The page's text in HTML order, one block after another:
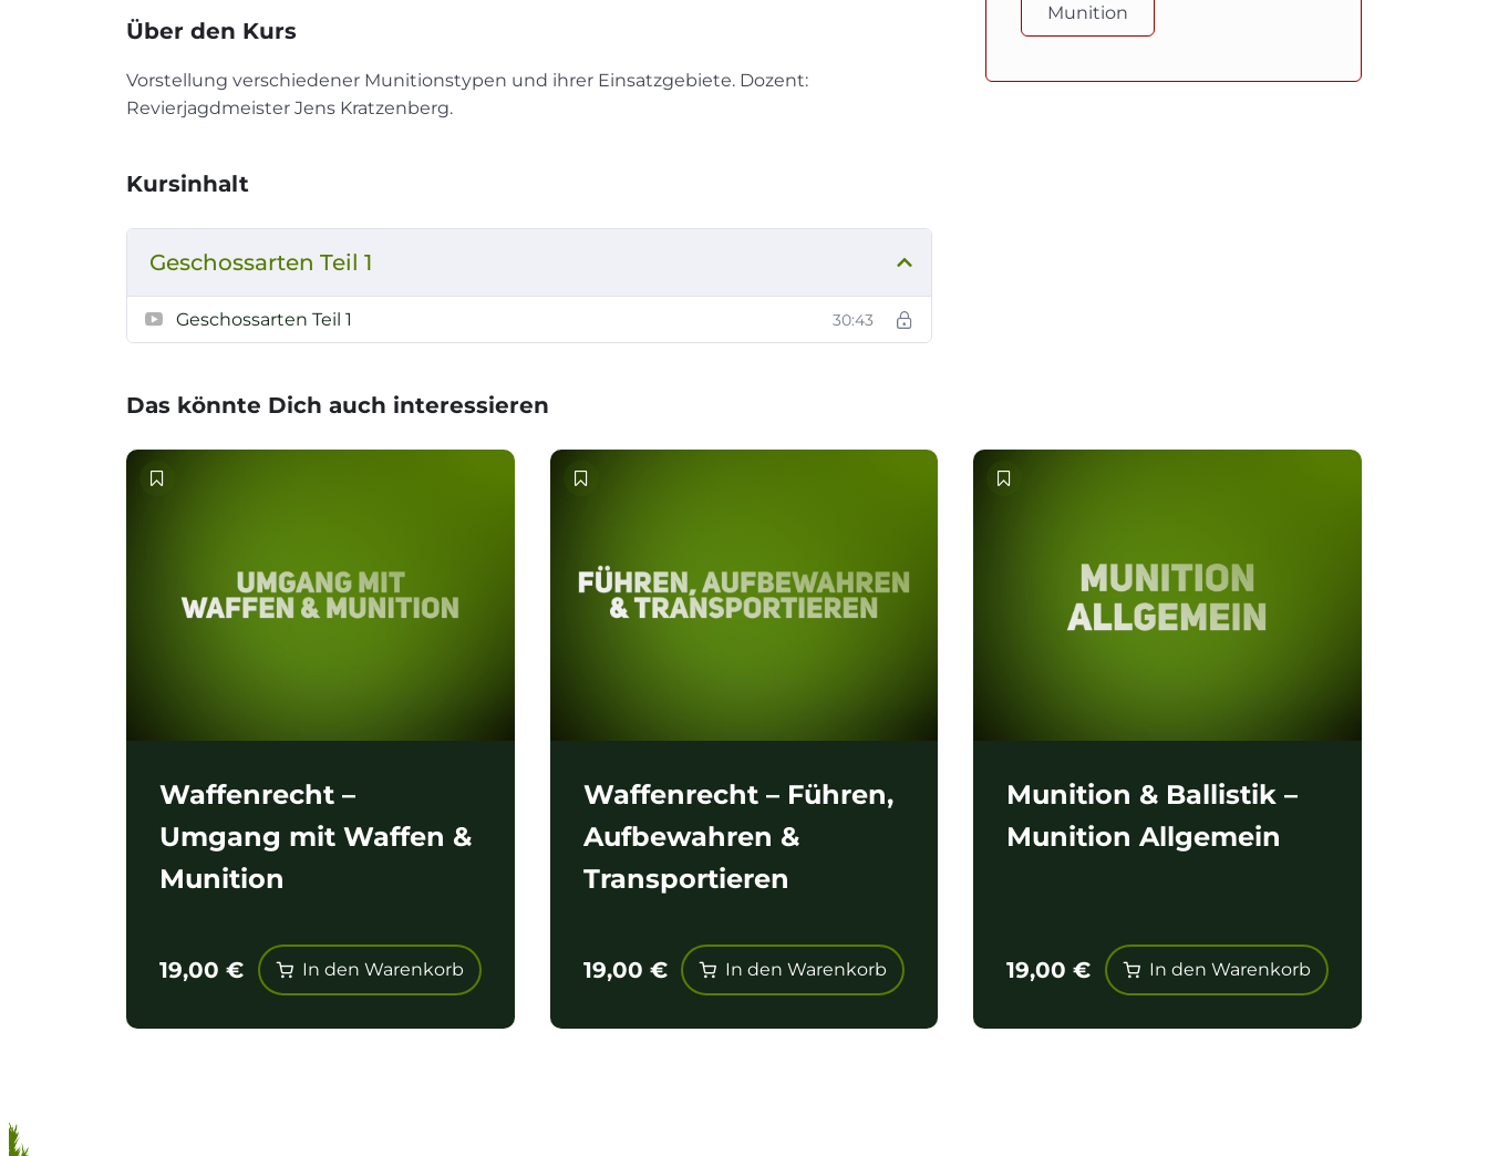
Über den Kurs
Vorstellung verschiedener Munitionstypen und ihrer Einsatzgebiete. Dozent:
Revierjagdmeister Jens Kratzenberg.
Kursinhalt
Geschossarten Teil 1
Geschossarten Teil 1 30:43
Munition
Das könnte Dich auch interessieren
Waffenrecht –
Umgang mit Waffen &
Munition
19,00 € In den Warenkorb
Waffenrecht – Führen,
Aufbewahren &
Transportieren
19,00 € In den Warenkorb
Munition & Ballistik –
Munition Allgemein
19,00€ In den Warenkorb